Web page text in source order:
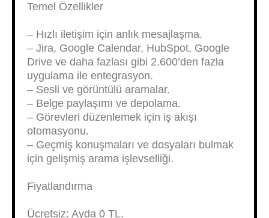
Temel Özellikler
– Hızlı iletişim için anlık mesajlaşma.
– Jira, Google Calendar, HubSpot, Google
Drive ve daha fazlası gibi 2.600’den fazla
uygulama ile entegrasyon.
– Sesli ve görüntülü aramalar.
– Belge paylaşımı ve depolama.
– Görevleri düzenlemek için iş akışı
otomasyonu.
– Geçmiş konuşmaları ve dosyaları bulmak
için gelişmiş arama işlevselliği.
Fiyatlandırma
Ücretsiz: Ayda 0 TL.